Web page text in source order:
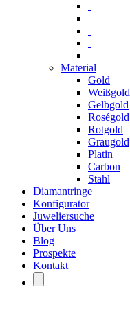
Material
Gold
Weißgold
Gelbgold
Roségold
Rotgold
Graugold
Platin
Carbon
Stahl
Diamantringe
Konfigurator
Juweliersuche
Über Uns
Blog
Prospekte
Kontakt